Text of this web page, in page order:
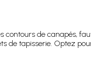
contours de canapés,
de tapisserie. Optez